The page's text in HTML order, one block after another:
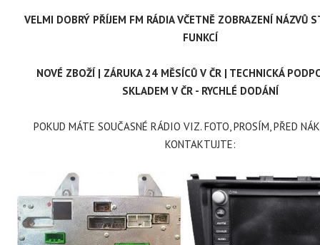
VELMI DOBRÝ PŘÍJEM FM RÁDIA VČETNĚ ZOBRAZENÍ NÁZVŮ
FUNKCÍ
NOVÉ ZBOŽÍ | ZÁRUKA 24 MĚSÍCŮ V ČR | TECHNICKÁ
SKLADEM V ČR - RYCHLÉ DODÁNÍ
POKUD MÁTE SOUČASNÉ RÁDIO VIZ. FOTO, PROSÍM, PŘED
KONTAKTUJTE: